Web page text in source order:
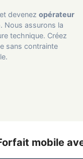
devenezopérateur
. Nous assurons la
technique. Créez
sans contrainte
mobile